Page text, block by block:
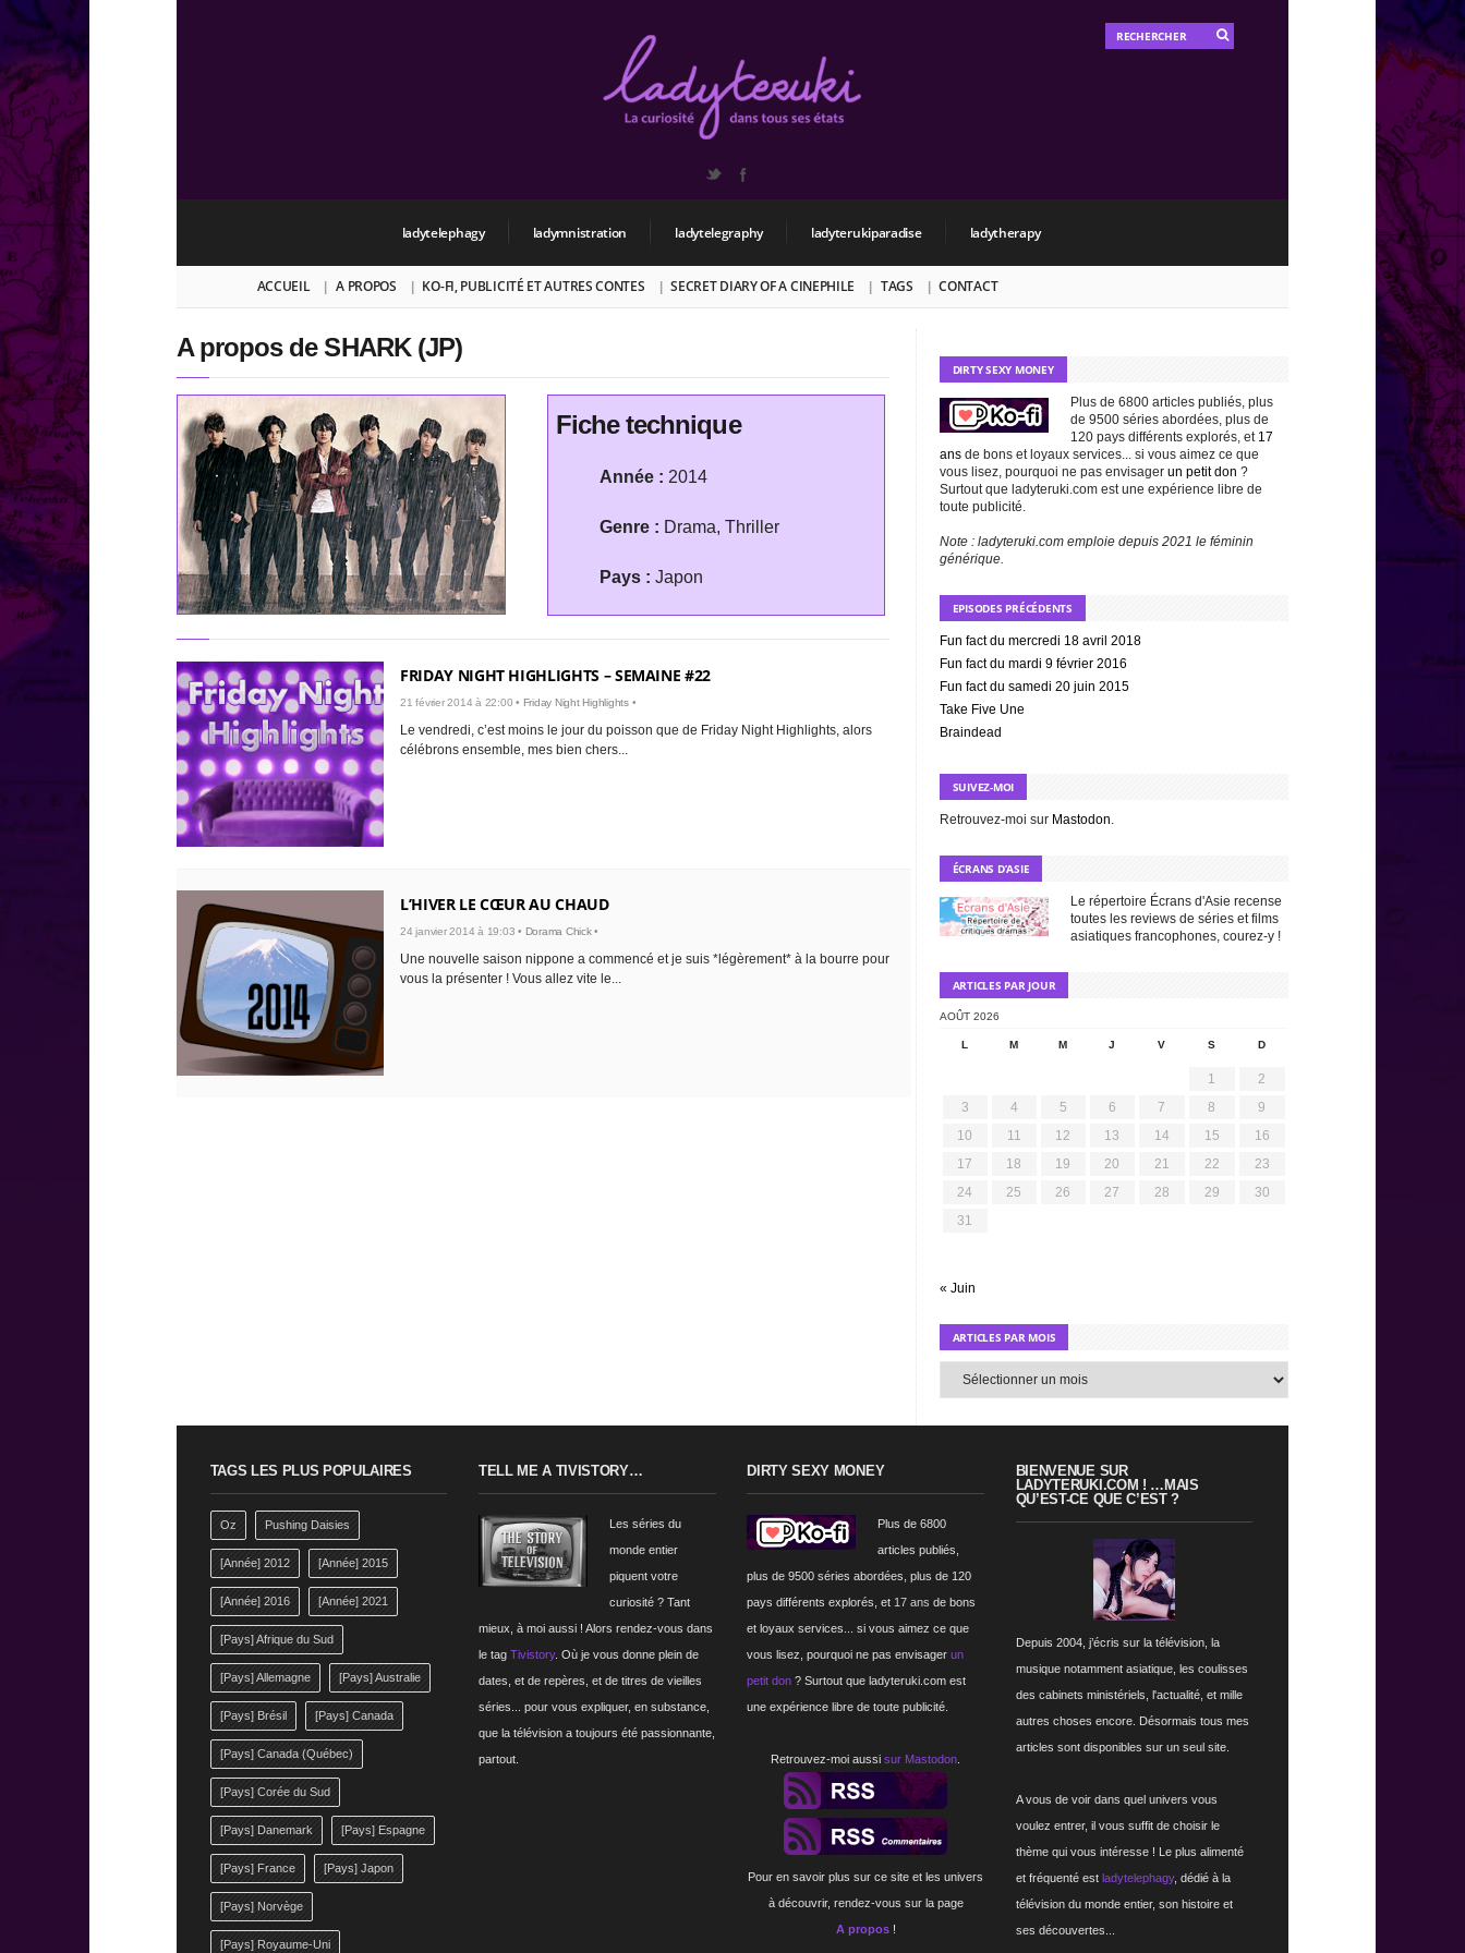
ladytelephagy ladymnistration ladytelegraphy ladyterukiparadise ladytherapy
ACCUEIL A PROPOS KO-FI, PUBLICITÉ ET AUTRES CONTES SECRET DIARY OF A CINEPHILE TAGS CONTACT
A propos de SHARK (JP)
Fiche technique
Année : 2014
Genre : Drama, Thriller
Pays : Japon
FRIDAY NIGHT HIGHLIGHTS – SEMAINE #22
21 février 2014 à 22:00 • Friday Night Highlights•
Le vendredi, c’est moins le jour du poisson que de Friday Night Highlights, alors
célébrons ensemble, mes bien chers...
L’HIVER LE CŒUR AU CHAUD
24 janvier 2014 à 19:03 • Dorama Chick•
Une nouvelle saison nippone a commencé et je suis *légèrement* à la bourre pour
vous la présenter ! Vous allez vite le...
DIRTY SEXY MONEY
Plus de 6800 articles publiés, plus
de 9500 séries abordées, plus de
120 pays différents explorés, et 17
ansde bons et loyaux services... si vous aimez ce que
vous lisez, pourquoi ne pas envisager un petit don ?
Surtout que ladyteruki.com est une expérience libre de
toute publicité.
Note : ladyteruki.com emploie depuis 2021 le féminin
générique.
EPISODES PRÉCÉDENTS
Fun fact du mercredi 18 avril 2018
Fun fact du mardi 9 février 2016
Fun fact du samedi 20 juin 2015
Take Five Une
Braindead
SUIVEZ-MOI
Retrouvez-moi sur Mastodon
ÉCRANS D’ASIE
Le répertoire Écrans d'Asie recense
toutes les reviews de séries et films
asiatiques francophones, courez-y !
ARTICLES PAR JOUR
AOÛT 2026
L M M J V S D
1
2
3
4 5 6 7 8
9
10
11 12 13 14 15
16
17
18 19 20 21 22
23
24
25 26 27 28 29
30
31
« Juin
ARTICLES PAR MOIS
mois
TAGS LES PLUS POPULAIRES
Oz Pushing Daisies
[Année] 2012 [Année] 2015
[Année] 2016 [Année] 2021
[Pays] Afrique du Sud
[Pays] Allemagne [Pays] Australie
[Pays] Brésil [Pays] Canada
[Pays] Canada (Québec)
[Pays] Corée du Sud
[Pays] Danemark [Pays] Espagne
[Pays] France [Pays] Japon
[Pays] Norvège
[Pays] Royaume-Uni
TELL ME A TIVISTORY…
Les séries du
monde entier
piquent votre
curiosité ? Tant
mieux, à moi aussi ! Alors rendez-vous dans
le tag Tivistory. Où je vous donne plein de
dates, et de repères, et de titres de vieilles
séries... pour vous expliquer, en substance,
que la télévision a toujours été passionnante,
partout.
DIRTY SEXY MONEY
Plus de 6800
articles publiés,
plus de 9500 séries abordées, plus de 120
pays différents explorés, et 17 ans de bons
et loyaux services... si vous aimez ce que
vous lisez, pourquoi ne pas envisagerun
petit don ? Surtout que ladyteruki.com est
une expérience libre de toute publicité.
Retrouvez-moi aussisur Mastodon
Pour en savoir plus sur ce site et les univers
à découvrir, rendez-vous sur la page
A propos!
BIENVENUE SUR
LADYTERUKI.COM ! …MAIS
QU’EST-CE QUE C’EST ?
Depuis 2004, j’écris sur la télévision, la
musique notamment asiatique, les coulisses
des cabinets ministériels, l'actualité, et mille
autres choses encore. Désormais tous mes
articles sont disponibles sur un seul site.
A vous de voir dans quel univers vous
voulez entrer, il vous suffit de choisir le
thème qui vous intéresse ! Le plus alimenté
et fréquenté est ladytelephagy, dédié à la
télévision du monde entier, son histoire et
ses découvertes...